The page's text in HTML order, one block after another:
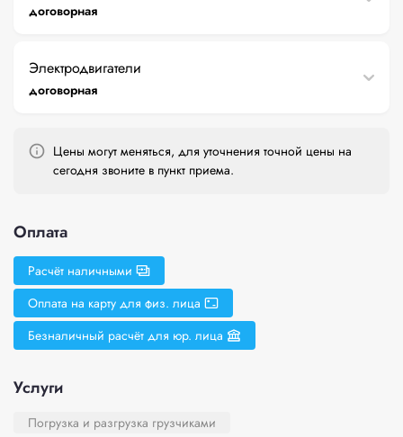
договорная
Электродвигатели
договорная
Цены могут меняться, для уточнения точной цены на
сегодня звоните в пункт приема.
Оплата
Расчёт наличными
Оплата на карту для физ. лица
Безналичный расчёт для юр. лица
Услуги
Погрузка и разгрузка грузчиками